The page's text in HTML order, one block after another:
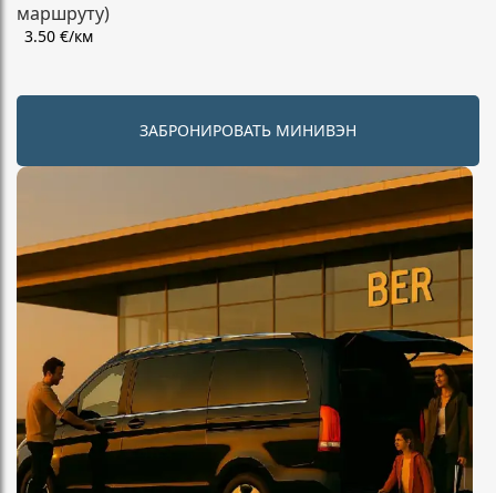
маршруту)
3.50 €/км
ЗАБРОНИРОВАТЬ МИНИВЭН